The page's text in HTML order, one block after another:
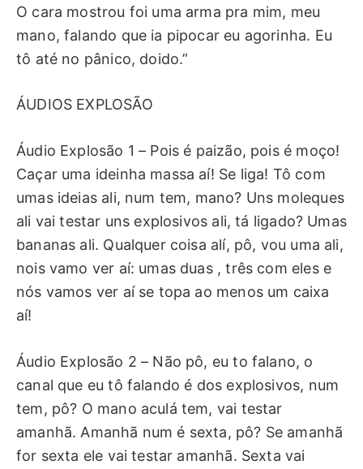
O cara mostrou foi uma arma pra mim, meu
mano, falando que ia pipocar eu agorinha. Eu
tô até no pânico, doido.”
ÁUDIOS EXPLOSÃO
Áudio Explosão 1 – Pois é paizão, pois é moço!
Caçar uma ideinha massa aí! Se liga! Tô com
umas ideias ali, num tem, mano? Uns moleques
ali vai testar uns explosivos ali, tá ligado? Umas
bananas ali. Qualquer coisa alí, pô, vou uma ali,
nois vamo ver aí: umas duas , três com eles e
nós vamos ver aí se topa ao menos um caixa
aí!
Áudio Explosão 2 – Não pô, eu to falano, o
canal que eu tô falando é dos explosivos, num
tem, pô? O mano aculá tem, vai testar
amanhã. Amanhã num é sexta, pô? Se amanhã
for sexta ele vai testar amanhã. Sexta vai